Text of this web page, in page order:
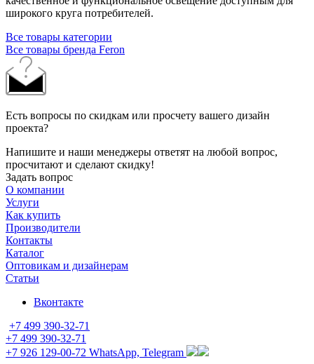
широкого круга потребителей.
Все товары категории
Все товары бренда Feron
Есть вопросы по скидкам или просчету вашего дизайн
проекта?
Напишите и наши менеджеры ответят на любой вопрос,
просчитают и сделают скидку!
Задать вопрос
О компании
Услуги
Как купить
Производители
Контакты
Каталог
Оптовикам и дизайнерам
Статьи
Вконтакте
+7 499 390-32-71
+7 499 390-32-71
+7 926 129-00-72 WhatsApp, Telegram